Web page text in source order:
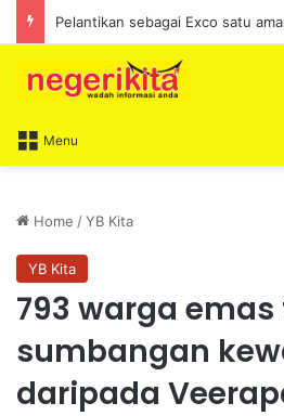
Menu
Home /YB Kita
YB Kita
793 warga
sumbangan
daripada